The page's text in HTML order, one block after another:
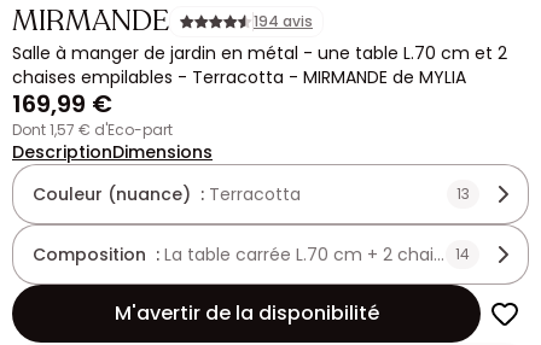
MIRMANDE 194 avis
Salle à manger de jardin en métal - une table L.70 cm et 2
chaises empilables - Terracotta - MIRMANDE de MYLIA
169,99 €
dont 1,57 € d'Eco-part
DescriptionDimensions
Couleur (nuance) : Terracotta 13
Composition : La table carrée L.70 cm + 2 chaises14
M'avertir de la disponibilité